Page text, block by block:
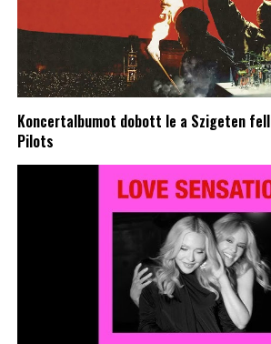
Koncertalbumot dobott le a Szigeten
Pilots